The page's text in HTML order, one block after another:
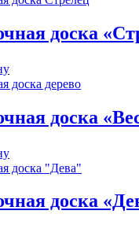
доска
доска
доска